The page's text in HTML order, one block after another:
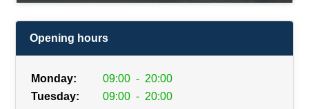
Opening hours
Monday: 09:00 - 20:00
Tuesday:
09:00 - 20:00